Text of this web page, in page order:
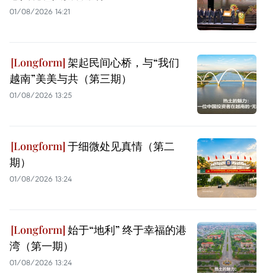
01/08/2026 14:21
架起民间心桥，与“我们
越南”美美与共（第三期）
01/08/2026 13:25
于细微处见真情（第二
期）
01/08/2026 13:24
始于“地利” 终于幸福的港
湾（第一期）
01/08/2026 13:24